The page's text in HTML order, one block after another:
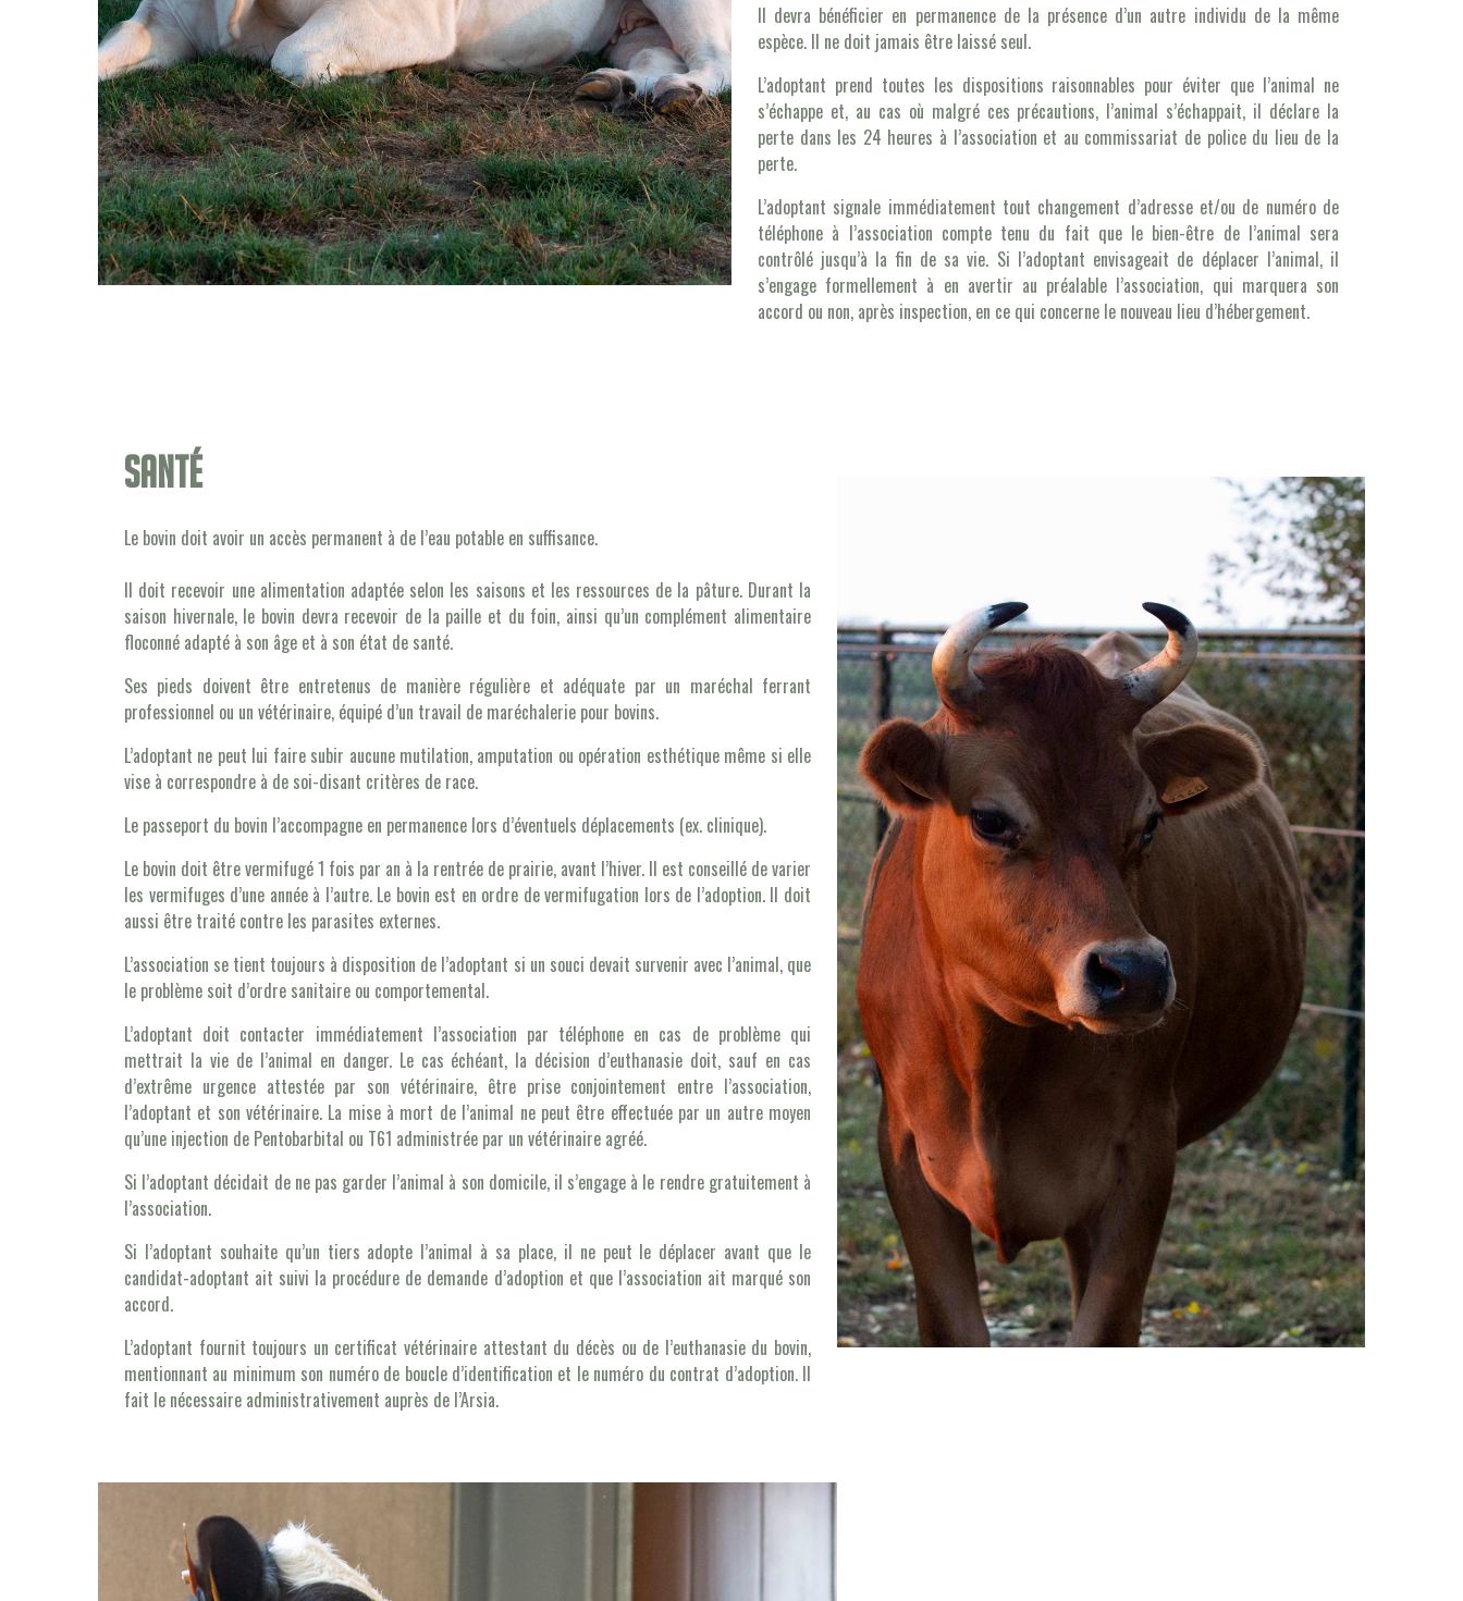
Il devra bénéficier en permanence de la présence d’un autre individu de la même
espèce. Il ne doit jamais être laissé seul.
L’adoptant prend toutes les dispositions raisonnables pour éviter que l’animal ne
s’échappe et, au cas où malgré ces précautions, l’animal s’échappait, il déclare la
perte dans les 24 heures à l’association et au commissariat de police du lieu de la
perte.
L’adoptant signale immédiatement tout changement d’adresse et/ou de numéro de
téléphone à l’association compte tenu du fait que le bien-être de l’animal sera
contrôlé jusqu’à la fin de sa vie. Si l’adoptant envisageait de déplacer l’animal, il
s’engage formellement à en avertir au préalable l’association, qui marquera son
accord ou non, après inspection, en ce qui concerne le nouveau lieu d’hébergement.
Santé
Le bovin doit avoir un accès permanent à de l’eau potable en suffisance.
Il doit recevoir une alimentation adaptée selon les saisons et les ressources de la pâture. Durant la
saison hivernale, le bovin devra recevoir de la paille et du foin, ainsi qu’un complément alimentaire
floconné adapté à son âge et à son état de santé.
Ses pieds doivent être entretenus de manière régulière et adéquate par un maréchal ferrant
professionnel ou un vétérinaire, équipé d’un travail de maréchalerie pour bovins.
L’adoptant ne peut lui faire subir aucune mutilation, amputation ou opération esthétique même si elle
vise à correspondre à de soi-disant critères de race.
Le passeport du bovin l’accompagne en permanence lors d’éventuels déplacements (ex. clinique).
Le bovin doit être vermifugé 1 fois par an à la rentrée de prairie, avant l’hiver. Il est conseillé de varier
les vermifuges d’une année à l’autre. Le bovin est en ordre de vermifugation lors de l’adoption. Il doit
aussi être traité contre les parasites externes.
L’association se tient toujours à disposition de l’adoptant si un souci devait survenir avec l’animal, que
le problème soit d’ordre sanitaire ou comportemental.
L’adoptant doit contacter immédiatement l’association par téléphone en cas de problème qui
mettrait la vie de l’animal en danger. Le cas échéant, la décision d’euthanasie doit, sauf en cas
d’extrême urgence attestée par son vétérinaire, être prise conjointement entre l’association,
l’adoptant et son vétérinaire. La mise à mort de l’animal ne peut être effectuée par un autre moyen
qu’une injection de Pentobarbital ou T61 administrée par un vétérinaire agréé.
Si l’adoptant décidait de ne pas garder l’animal à son domicile, il s’engage à le rendre gratuitement à
l’association.
Si l’adoptant souhaite qu’un tiers adopte l’animal à sa place, il ne peut le déplacer avant que le
candidat-adoptant ait suivi la procédure de demande d’adoption et que l’association ait marqué son
accord.
L’adoptant fournit toujours un certificat vétérinaire attestant du décès ou de l’euthanasie du bovin,
mentionnant au minimum son numéro de boucle d’identification et le numéro du contrat d’adoption. Il
fait le nécessaire administrativement auprès de l’Arsia.